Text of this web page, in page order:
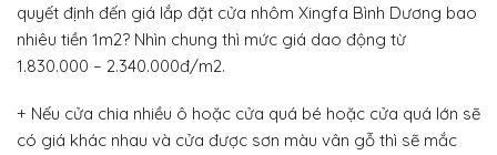
quyết định đến giá lắp đặt cửa nhôm Xingfa Bình Dương bao
nhiêu tiền 1m2? Nhìn chung thì mức giá dao động từ
1.830.000 – 2.340.000đ/m2.
+ Nếu cửa chia nhiều ô hoặc cửa quá bé hoặc cửa quá lớn sẽ
có giá khác nhau và cửa được sơn màu vân gỗ thì sẽ mắc